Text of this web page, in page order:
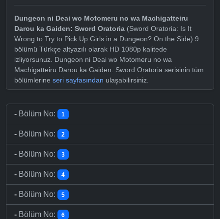
Dungeon ni Deai wo Motomeru no wa Machigatteiru
Darou ka Gaiden: Sword Oratoria (Sword Oratoria: Is It
Wrong to Try to Pick Up Girls in a Dungeon? On the Side) 9.
bölümü Türkçe altyazılı olarak HD 1080p kalitede
izliyorsunuz. Dungeon ni Deai wo Motomeru no wa
Machigatteiru Darou ka Gaiden: Sword Oratoria serisinin tüm
bölümlerine seri sayfasından ulaşabilirsiniz.
- Bölüm No: 1
- Bölüm No: 2
- Bölüm No: 3
- Bölüm No: 4
- Bölüm No: 5
- Bölüm No: 6